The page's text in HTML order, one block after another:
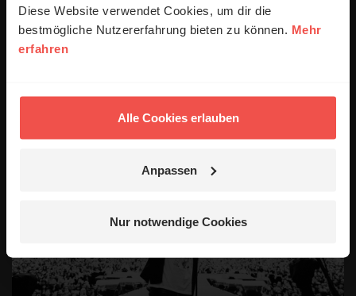
Diese Website verwendet Cookies, um dir die
bestmögliche Nutzererfahrung bieten zu können. Mehr
erfahren
Alle Cookies erlauben
Anpassen
Nur notwendige Cookies
03.08.2026/ Album der Woche/
Album der Woche: „God Is A Person“ von Tenroc.